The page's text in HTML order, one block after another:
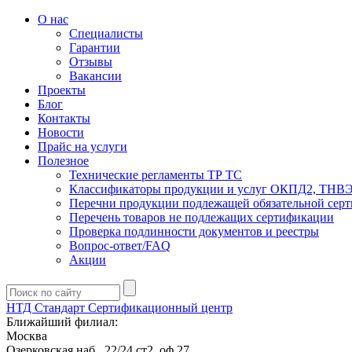
О нас
Специалисты
Гарантии
Отзывы
Вакансии
Проекты
Блог
Контакты
Новости
Прайс на услуги
Полезное
Технические регламенты ТР ТС
Классификаторы продукции и услуг ОКПД2,
Перечни продукции подлежащей обязательной
Перечень товаров не подлежащих сертификации
Проверка подлинности документов и реестры
Вопрос-ответ/FAQ
Акции
НТД Стандарт Сертификационный центр
Ближайший филиал:
Москва